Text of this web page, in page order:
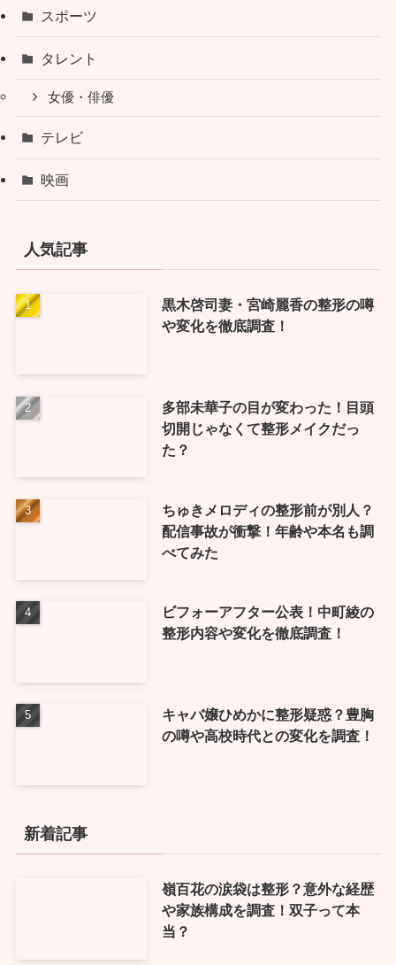
スポーツ
タレント
女優・俳優
テレビ
映画
人気記事
黒木啓司妻・宮崎麗香の整形の噂
や変化を徹底調査！
多部未華子の目が変わった！目頭
切開じゃなくて整形メイクだっ
た？
ちゅきメロディの整形前が別人？
配信事故が衝撃！年齢や本名も調
べてみた
ビフォーアフター公表！中町綾の
整形内容や変化を徹底調査！
キャバ嬢ひめかに整形疑惑？豊胸
の噂や高校時代との変化を調査！
新着記事
嶺百花の涙袋は整形？意外な経歴
や家族構成を調査！双子って本
当？